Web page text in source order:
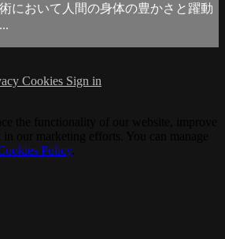
において人間の身体の豊かさと躍動
Cookies Sign in
Policy.